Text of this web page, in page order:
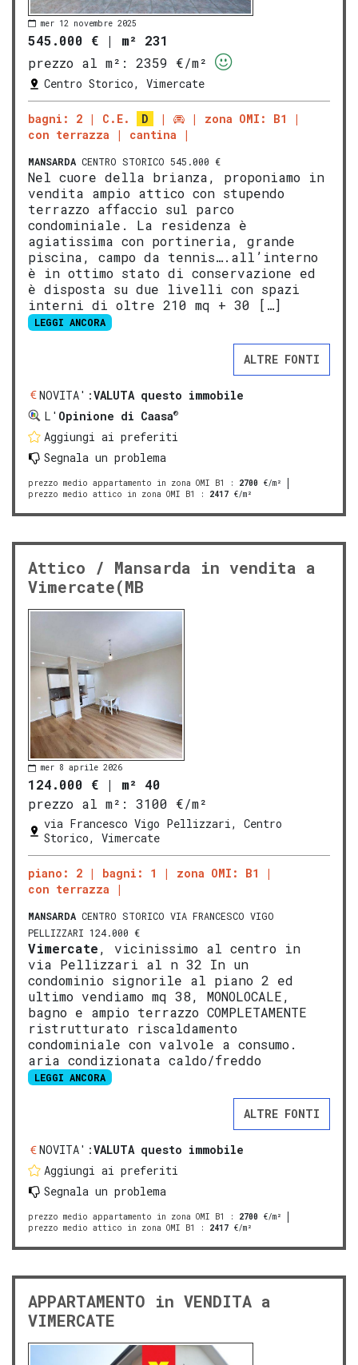
mer 12 novembre 2025
545.000 € | m² 231
prezzo al m²:
2359 €/m²
Centro Storico, Vimercate
bagni: 2 C.E. D
zona OMI: B1
con terrazza
cantina
MANSARDA CENTRO STORICO 545.000 €
Nel cuore della brianza, proponiamo in
vendita ampio attico con stupendo
terrazzo affaccio sul parco
condominiale. La residenza è
agiatissima con portineria, grande
piscina, campo da tennis….all’interno
è in ottimo stato di conservazione ed
è disposta su due livelli con spazi
interni di oltre 210 mq + 30 […]
LEGGI ANCORA
ALTRE FONTI
NOVITA':VALUTA questo immobile
L' Opinione di Caasa®
Aggiungi ai preferiti
Segnala un problema
prezzo medio appartamento in zona OMI B1 : 2700 €/m²
prezzo medio attico in zona OMI B1
: 2417 €/m²
Attico / Mansarda in vendita a
Vimercate(MB
mer 8 aprile 2026
124.000 € | m² 40
prezzo al m²:
3100 €/m²
via Francesco Vigo Pellizzari, Centro
Storico, Vimercate
piano: 2 bagni: 1
zona OMI: B1
con terrazza
MANSARDA CENTRO STORICO VIA FRANCESCO VIGO
PELLIZZARI 124.000 €
Vimercate, vicinissimo al centro in
via Pellizzari al n 32 In un
condominio signorile al piano 2 ed
ultimo vendiamo mq 38, MONOLOCALE,
bagno e ampio terrazzo COMPLETAMENTE
ristrutturato riscaldamento
condominiale con valvole a consumo.
aria condizionata caldo/freddo
LEGGI ANCORA
ALTRE FONTI
NOVITA':VALUTA questo immobile
Aggiungi ai preferiti
Segnala un problema
prezzo medio appartamento in zona OMI B1 : 2700 €/m²
prezzo medio attico in zona OMI B1
: 2417 €/m²
APPARTAMENTO in VENDITA a
VIMERCATE